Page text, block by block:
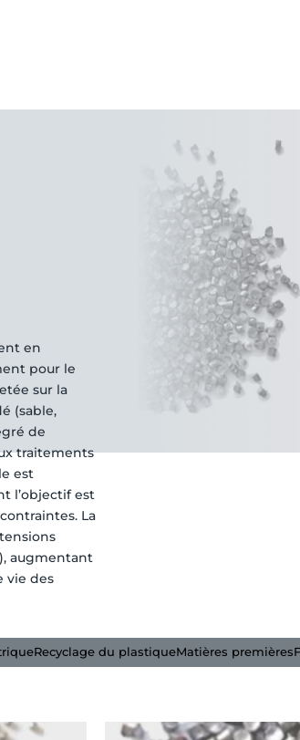
en
pour le
sur la
(sable,
de
traitements
est
l’objectif est
La
augmentant
vie des
Recyclage du plastiqueMatières premières